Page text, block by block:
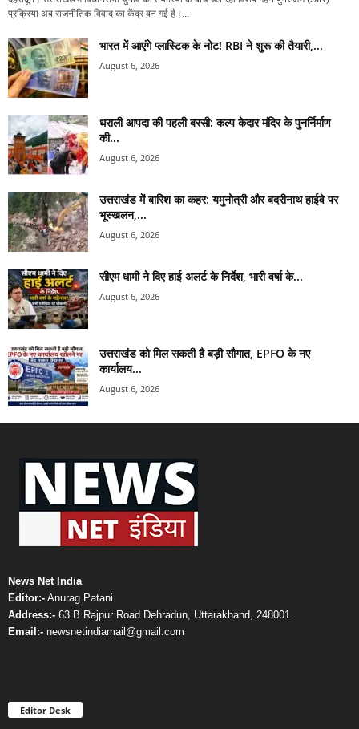
प्रक्रिया अब राजनीतिक विवाद का केंद्र बन गई है।...
भारत में आएंगे प्लास्टिक के नोट! RBI ने शुरू की तैयारी,...
August 6, 2026
धराली आपदा की पहली बरसी: कल्प केदार मंदिर के पुनर्निर्माण
की...
August 6, 2026
उत्तराखंड में बारिश का कहर: यमुनोत्री और बदरीनाथ हाईवे पर
भूस्खलन,...
August 6, 2026
सीएम धामी ने दिए हाई अलर्ट के निर्देश, भारी वर्षा के...
August 6, 2026
उत्तराखंड को मिल सकती है बड़ी सौगात, EPFO के नए
कार्यालय...
August 6, 2026
News Net India
Editor:- Anurag Patani
Address:- 63 B Rajpur Road Dehradun, Uttarakhand, 248001
Email:- newsnetindiamail@gmail.com
Editor Desk